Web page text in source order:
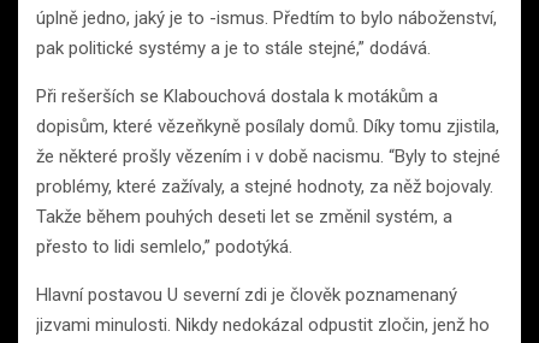
úplně jedno, jaký je to -ismus. Předtím to bylo náboženství,
pak politické systémy a je to stále stejné,” dodává.
Při rešerších se Klabouchová dostala k motákům a
dopisům, které vězeňkyně posílaly domů. Díky tomu zjistila,
že některé prošly vězením i v době nacismu. “Byly to stejné
problémy, které zažívaly, a stejné hodnoty, za něž bojovaly.
Takže během pouhých deseti let se změnil systém, a
přesto to lidi semlelo,” podotýká.
Hlavní postavou U severní zdi je člověk poznamenaný
jizvami minulosti. Nikdy nedokázal odpustit zločin, jenž ho